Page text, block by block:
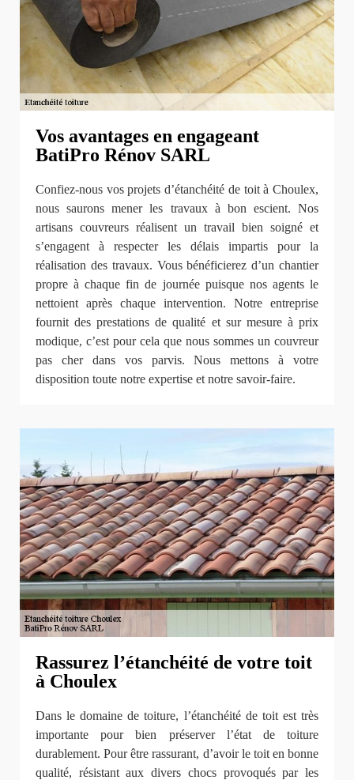
Vos avantages en engageant
BatiPro Rénov SARL
Confiez-nous vos projets d’étanchéité de toit à Choulex,
nous saurons mener les travaux à bon escient. Nos
artisans couvreurs réalisent un travail bien soigné et
s’engagent à respecter les délais impartis pour la
réalisation des travaux. Vous bénéficierez d’un chantier
propre à chaque fin de journée puisque nos agents le
nettoient après chaque intervention. Notre entreprise
fournit des prestations de qualité et sur mesure à prix
modique, c’est pour cela que nous sommes un couvreur
pas cher dans vos parvis. Nous mettons à votre
disposition toute notre expertise et notre savoir-faire.
Rassurez l’étanchéité de votre toit
à Choulex
Dans le domaine de toiture, l’étanchéité de toit est très
importante pour bien préserver l’état de toiture
durablement. Pour être rassurant, d’avoir le toit en bonne
qualité, résistant aux divers chocs provoqués par les